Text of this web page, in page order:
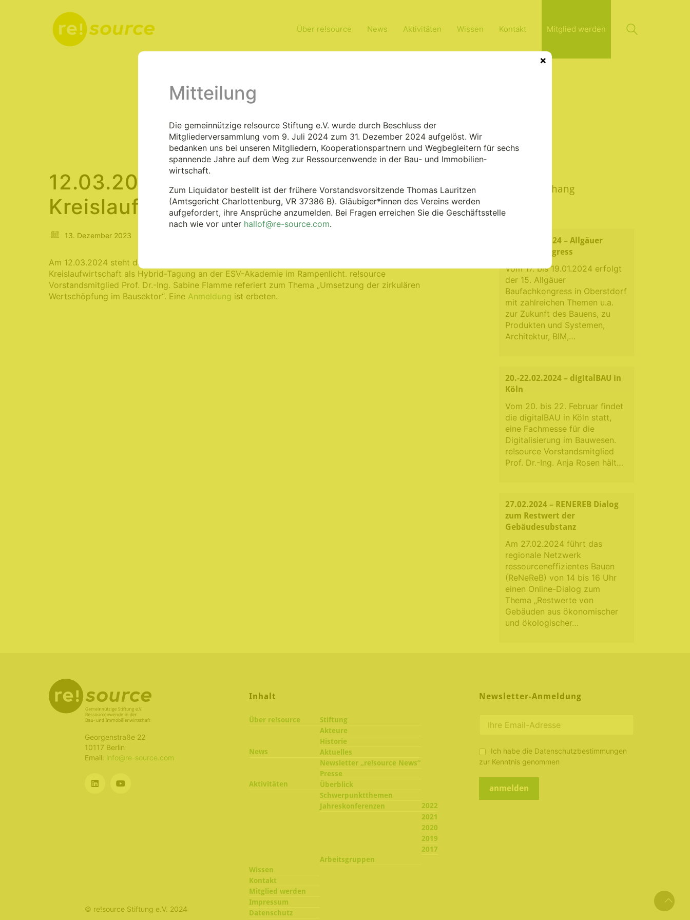
Über re!source News Aktivitäten Wissen Kontakt Mitglied werden
Aktuelles
12.03.2024 – Berliner Tag der
Kreislaufwirtschaft 2024
13. Dezember 2023
Am 12.03.2024 steht die Kreislaufwirtschaft von 9 bis 17 Uhr im Rahmen des Berliner Tags der
Kreislaufwirtschaft als Hybrid-Tagung an der ESV-Akademie im Rampenlicht. re!source
Vorstandsmitglied Prof. Dr.-Ing. Sabine Flamme referiert zum Thema „Umsetzung der zirkulären
Wertschöpfung im Bausektor“. Eine Anmeldung ist erbeten.
Zusammenhang
17.-19.01.2024 – Allgäuer
Baufachkongress
Vom 17. bis 19.01.2024 erfolgt
der 15. Allgäuer
Baufachkongress in Oberstdorf
mit zahlreichen Themen u.a.
zur Zukunft des Bauens, zu
Produkten und Systemen,
Architektur, BIM,…
20.-22.02.2024 – digitalBAU in
Köln
Vom 20. bis 22. Februar findet
die digitalBAU in Köln statt,
eine Fachmesse für die
Digitalisierung im Bauwesen.
re!source Vorstandsmitglied
Prof. Dr.-Ing. Anja Rosen hält…
27.02.2024 – RENEREB Dialog
zum Restwert der
Gebäudesubstanz
Am 27.02.2024 führt das
regionale Netzwerk
ressourceneffizientes Bauen
(ReNeReB) von 14 bis 16 Uhr
einen Online-Dialog zum
Thema „Restwerte von
Gebäuden aus ökonomischer
und ökologischer…
Georgenstraße 22
10117 Berlin
Email: info@re-source.com
Inhalt
Über re!source
Stiftung
Akteure
Historie
News
Aktuelles
Newsletter „re!source News“
Presse
Aktivitäten
Überblick
Schwerpunktthemen
Jahreskonferenzen
2022
2021
2020
2019
2017
Arbeitsgruppen
Wissen
Kontakt
Mitglied werden
Impressum
Datenschutz
Newsletter-Anmeldung
Ich habe die Datenschutzbestimmungen
zur Kenntnis genommen
© re!source Stiftung e.V. 2024
Mitteilung
Die gemeinnützige re!source Stiftung e.V. wurde durch Beschluss der
Mitgliederversammlung vom 9. Juli 2024 zum 31. Dezember 2024 aufgelöst. Wir
bedanken uns bei unseren Mitgliedern, Kooperationspartnern und Wegbegleitern für sechs
spannende Jahre auf dem Weg zur Ressourcenwende in der Bau- und Immobilien­
wirtschaft.
Zum Liquidator bestellt ist der frühere Vorstandsvorsitzende Thomas Lauritzen
(Amtsgericht Charlottenburg, VR 37386 B). Gläubiger*innen des Vereins werden
aufgefordert, ihre Ansprüche anzumelden. Bei Fragen erreichen Sie die Geschäftsstelle
nach wie vor unter hallof@re-source.com.
×